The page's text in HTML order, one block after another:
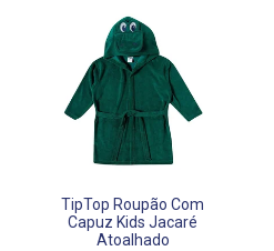
TipTop Roupão Com
Capuz Kids Jacaré
Atoalhado